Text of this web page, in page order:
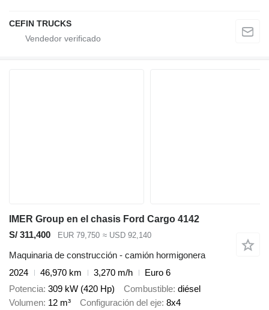
CEFIN TRUCKS
IMER Group en el chasis Ford Cargo 4142
S/ 311,400
EUR 79,750 ≈ USD 92,140
Maquinaria de construcción - camión hormigonera
2024
46,970 km 3,270 m/h
Euro 6
Potencia 309 kW (420 Hp) Combustible diésel
Volumen 12 m³ Configuración del eje 8x4